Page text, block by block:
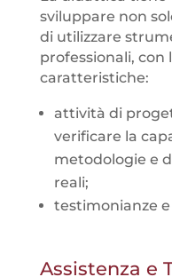
sviluppare non
di utilizzare
professionali, con
caratteristiche:
attività di
verificare la
metodologie e
reali;
testimonianze
Assistenza e